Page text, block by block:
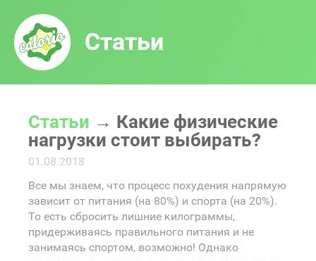
Статьи
Статьи → Какие физические
нагрузки стоит выбирать?
01.08.2018
Все мы знаем, что процесс похудения напрямую
зависит от питания (на 80%) и спорта (на 20%).
То есть сбросить лишние килограммы,
придерживаясь правильного питания и не
занимаясь спортом, возможно! Однако